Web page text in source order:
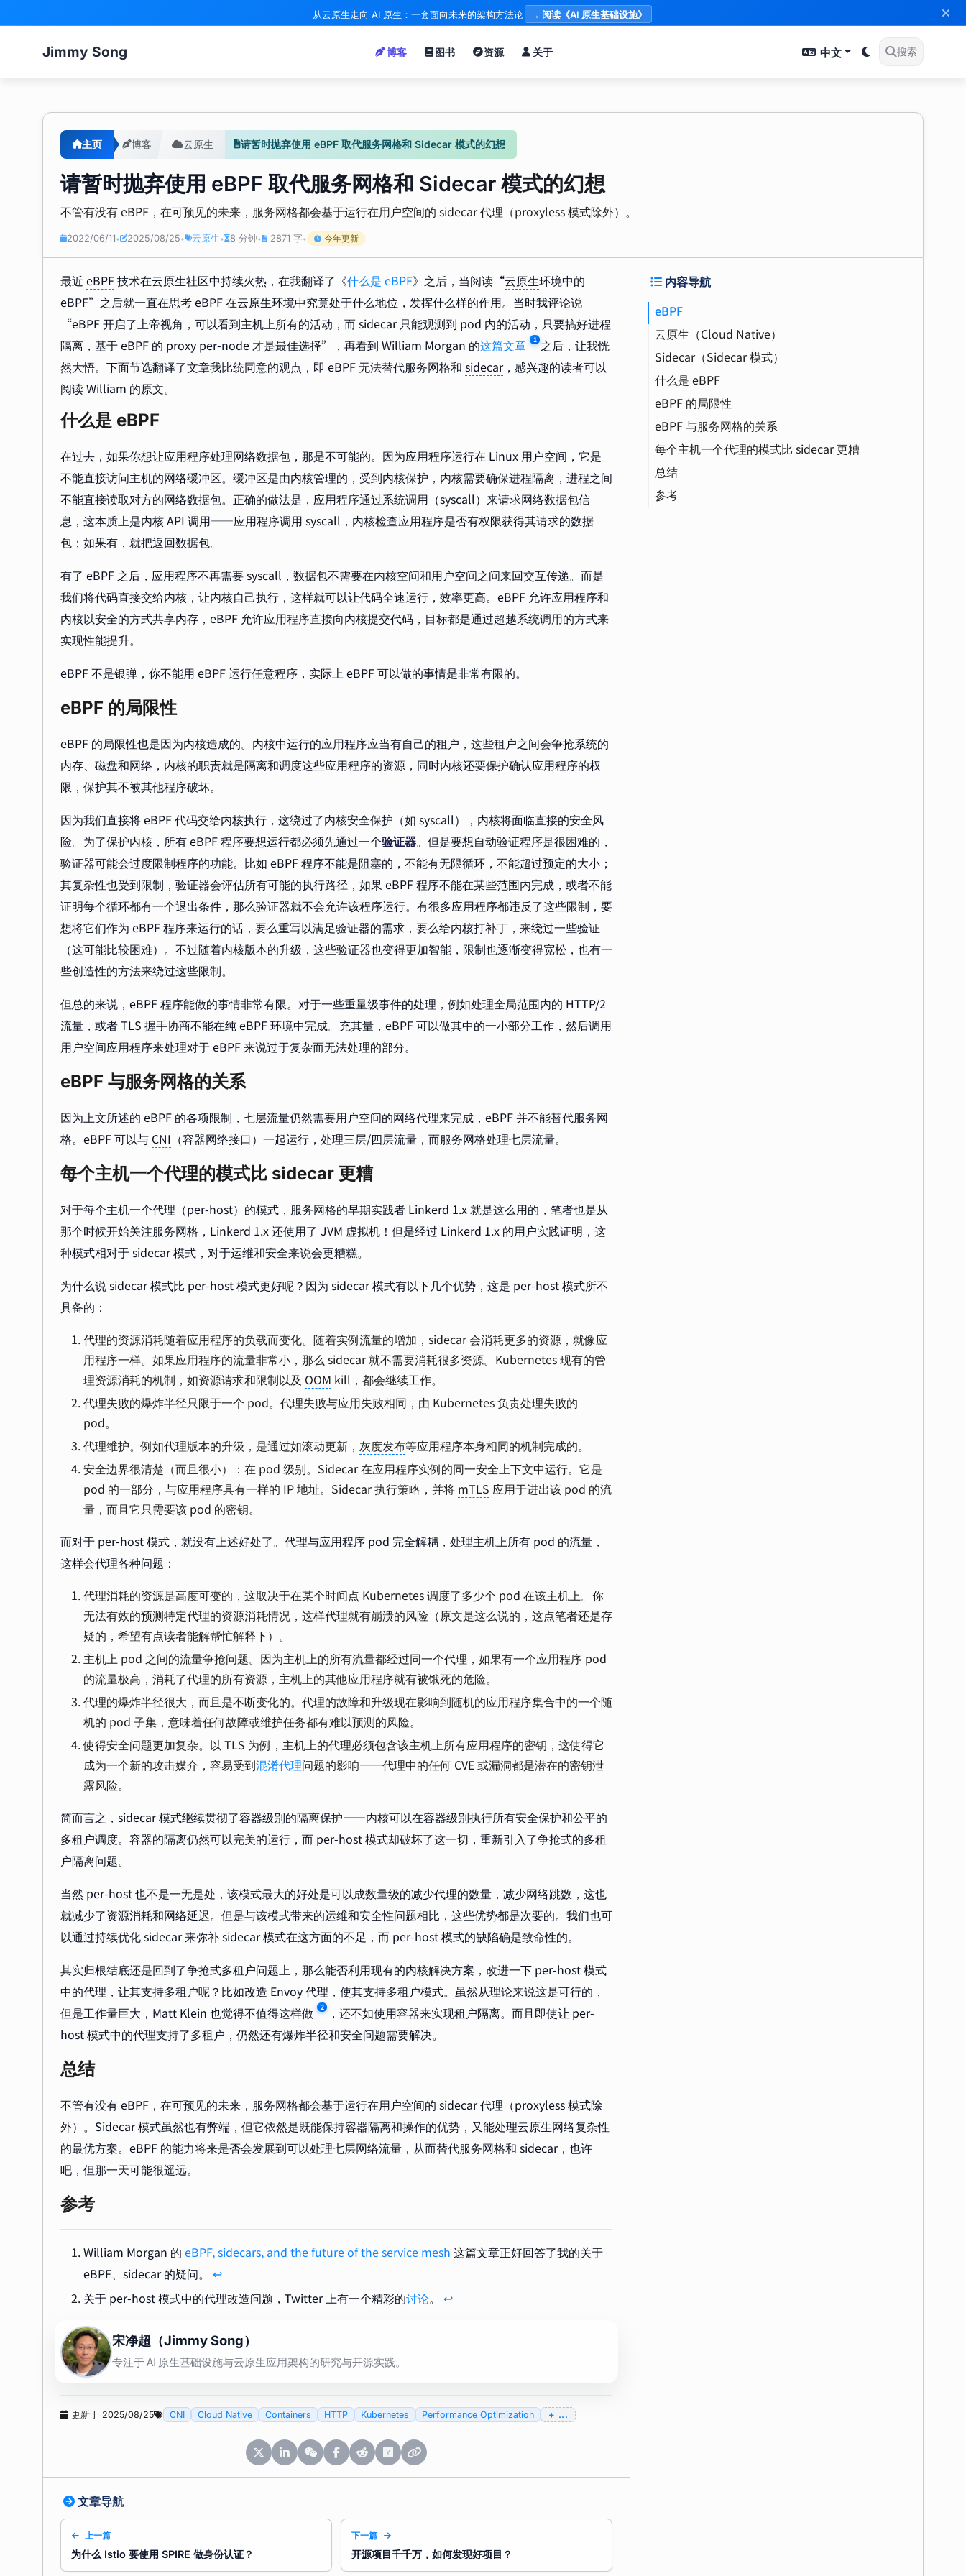
从云原生走向 AI 原生：一套面向未来的架构方法论 → 阅读《AI 原生基础设施》
Jimmy Song 博客 图书 资源 关于 中文 搜索
主页 博客 云原生 请暂时抛弃使用 eBPF 取代服务网格和 Sidecar 模式的幻想
请暂时抛弃使用 eBPF 取代服务网格和 Sidecar 模式的幻想
不管有没有 eBPF，在可预见的未来，服务网格都会基于运行在用户空间的 sidecar 代理（proxyless 模式除外）。
2022/06/11• 2025/08/25• 云原生• 8 分钟• 2871 字• 今年更新
最近 eBPF技术在云原生社区中持续火热，在我翻译了《什么是 eBPF》之后，当阅读“云原生环境中的
eBPF”之后就一直在思考 eBPF 在云原生环境中究竟处于什么地位，发挥什么样的作用。当时我评论说
“eBPF 开启了上帝视角，可以看到主机上所有的活动，而 sidecar 只能观测到 pod 内的活动，只要搞好进程
隔离，基于 eBPF 的 proxy per-node 才是最佳选择”，再看到 William Morgan 的这篇文章 1 之后，让我恍
然大悟。下面节选翻译了文章我比统同意的观点，即 eBPF 无法替代服务网格和 sidecar，感兴趣的读者可以
阅读 William 的原文。
什么是 eBPF
在过去，如果你想让应用程序处理网络数据包，那是不可能的。因为应用程序运行在 Linux 用户空间，它是
不能直接访问主机的网络缓冲区。缓冲区是由内核管理的，受到内核保护，内核需要确保进程隔离，进程之间
不能直接读取对方的网络数据包。正确的做法是，应用程序通过系统调用（syscall）来请求网络数据包信
息，这本质上是内核 API 调用——应用程序调用 syscall，内核检查应用程序是否有权限获得其请求的数据
包；如果有，就把返回数据包。
有了 eBPF 之后，应用程序不再需要 syscall，数据包不需要在内核空间和用户空间之间来回交互传递。而是
我们将代码直接交给内核，让内核自己执行，这样就可以让代码全速运行，效率更高。eBPF 允许应用程序和
内核以安全的方式共享内存，eBPF 允许应用程序直接向内核提交代码，目标都是通过超越系统调用的方式来
实现性能提升。
eBPF 不是银弹，你不能用 eBPF 运行任意程序，实际上 eBPF 可以做的事情是非常有限的。
eBPF 的局限性
eBPF 的局限性也是因为内核造成的。内核中运行的应用程序应当有自己的租户，这些租户之间会争抢系统的
内存、磁盘和网络，内核的职责就是隔离和调度这些应用程序的资源，同时内核还要保护确认应用程序的权
限，保护其不被其他程序破坏。
因为我们直接将 eBPF 代码交给内核执行，这绕过了内核安全保护（如 syscall），内核将面临直接的安全风
险。为了保护内核，所有 eBPF 程序要想运行都必须先通过一个验证器。但是要想自动验证程序是很困难的，
验证器可能会过度限制程序的功能。比如 eBPF 程序不能是阻塞的，不能有无限循环，不能超过预定的大小；
其复杂性也受到限制，验证器会评估所有可能的执行路径，如果 eBPF 程序不能在某些范围内完成，或者不能
证明每个循环都有一个退出条件，那么验证器就不会允许该程序运行。有很多应用程序都违反了这些限制，要
想将它们作为 eBPF 程序来运行的话，要么重写以满足验证器的需求，要么给内核打补丁，来绕过一些验证
（这可能比较困难）。不过随着内核版本的升级，这些验证器也变得更加智能，限制也逐渐变得宽松，也有一
些创造性的方法来绕过这些限制。
但总的来说，eBPF 程序能做的事情非常有限。对于一些重量级事件的处理，例如处理全局范围内的 HTTP/2
流量，或者 TLS 握手协商不能在纯 eBPF 环境中完成。充其量，eBPF 可以做其中的一小部分工作，然后调用
用户空间应用程序来处理对于 eBPF 来说过于复杂而无法处理的部分。
eBPF 与服务网格的关系
因为上文所述的 eBPF 的各项限制，七层流量仍然需要用户空间的网络代理来完成，eBPF 并不能替代服务网
格。eBPF 可以与 CNI （容器网络接口）一起运行，处理三层/四层流量，而服务网格处理七层流量。
每个主机一个代理的模式比 sidecar 更糟
对于每个主机一个代理（per-host）的模式，服务网格的早期实践者 Linkerd 1.x 就是这么用的，笔者也是从
那个时候开始关注服务网格，Linkerd 1.x 还使用了 JVM 虚拟机！但是经过 Linkerd 1.x 的用户实践证明，这
种模式相对于 sidecar 模式，对于运维和安全来说会更糟糕。
为什么说 sidecar 模式比 per-host 模式更好呢？因为 sidecar 模式有以下几个优势，这是 per-host 模式所不
具备的：
代理的资源消耗随着应用程序的负载而变化。随着实例流量的增加，sidecar 会消耗更多的资源，就像应
用程序一样。如果应用程序的流量非常小，那么 sidecar 就不需要消耗很多资源。Kubernetes 现有的管
理资源消耗的机制，如资源请求和限制以及 OOM kill，都会继续工作。
代理失败的爆炸半径只限于一个 pod。代理失败与应用失败相同，由 Kubernetes 负责处理失败的
pod。
代理维护。例如代理版本的升级，是通过如滚动更新， 灰度发布等应用程序本身相同的机制完成的。
安全边界很清楚（而且很小）：在 pod 级别。Sidecar 在应用程序实例的同一安全上下文中运行。它是
pod 的一部分，与应用程序具有一样的 IP 地址。Sidecar 执行策略，并将 mTLS 应用于进出该 pod 的流
量，而且它只需要该 pod 的密钥。
而对于 per-host 模式，就没有上述好处了。代理与应用程序 pod 完全解耦，处理主机上所有 pod 的流量，
这样会代理各种问题：
代理消耗的资源是高度可变的，这取决于在某个时间点 Kubernetes 调度了多少个 pod 在该主机上。你
无法有效的预测特定代理的资源消耗情况，这样代理就有崩溃的风险（原文是这么说的，这点笔者还是存
疑的，希望有点读者能解帮忙解释下）。
主机上 pod 之间的流量争抢问题。因为主机上的所有流量都经过同一个代理，如果有一个应用程序 pod
的流量极高，消耗了代理的所有资源，主机上的其他应用程序就有被饿死的危险。
代理的爆炸半径很大，而且是不断变化的。代理的故障和升级现在影响到随机的应用程序集合中的一个随
机的 pod 子集，意味着任何故障或维护任务都有难以预测的风险。
使得安全问题更加复杂。以 TLS 为例，主机上的代理必须包含该主机上所有应用程序的密钥，这使得它
成为一个新的攻击媒介，容易受到混淆代理问题的影响——代理中的任何 CVE 或漏洞都是潜在的密钥泄
露风险。
简而言之，sidecar 模式继续贯彻了容器级别的隔离保护——内核可以在容器级别执行所有安全保护和公平的
多租户调度。容器的隔离仍然可以完美的运行，而 per-host 模式却破坏了这一切，重新引入了争抢式的多租
户隔离问题。
当然 per-host 也不是一无是处，该模式最大的好处是可以成数量级的减少代理的数量，减少网络跳数，这也
就减少了资源消耗和网络延迟。但是与该模式带来的运维和安全性问题相比，这些优势都是次要的。我们也可
以通过持续优化 sidecar 来弥补 sidecar 模式在这方面的不足，而 per-host 模式的缺陷确是致命性的。
其实归根结底还是回到了争抢式多租户问题上，那么能否利用现有的内核解决方案，改进一下 per-host 模式
中的代理，让其支持多租户呢？比如改造 Envoy 代理，使其支持多租户模式。虽然从理论来说这是可行的，
但是工作量巨大，Matt Klein 也觉得不值得这样做
2
，还不如使用容器来实现租户隔离。而且即使让 per-
host 模式中的代理支持了多租户，仍然还有爆炸半径和安全问题需要解决。
总结
不管有没有 eBPF，在可预见的未来，服务网格都会基于运行在用户空间的 sidecar 代理（proxyless 模式除
外）。Sidecar 模式虽然也有弊端，但它依然是既能保持容器隔离和操作的优势，又能处理云原生网络复杂性
的最优方案。eBPF 的能力将来是否会发展到可以处理七层网络流量，从而替代服务网格和 sidecar，也许
吧，但那一天可能很遥远。
参考
William Morgan 的 eBPF, sidecars, and the future of the service mesh 这篇文章正好回答了我的关于
eBPF、sidecar 的疑问。 ↩︎
关于 per-host 模式中的代理改造问题，Twitter 上有一个精彩的讨论。 ↩︎
宋净超（Jimmy Song）
专注于 AI 原生基础设施与云原生应用架构的研究与开源实践。
更新于 2025/08/25 CNI Cloud Native Containers HTTP Kubernetes Performance Optimization ...
文章导航
上一篇
为什么 Istio 要使用 SPIRE 做身份认证？
下一篇
开源项目千千万，如何发现好项目？
内容导航
eBPF
云原生（Cloud Native）
Sidecar（Sidecar 模式）
什么是 eBPF
eBPF 的局限性
eBPF 与服务网格的关系
CNI（容器网络接口）
每个主机一个代理的模式比 sidecar 更糟
OOM（Out of Memory）
灰度发布（Canary Release）
总结
参考